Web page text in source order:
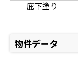
庇下塗り
物件データ